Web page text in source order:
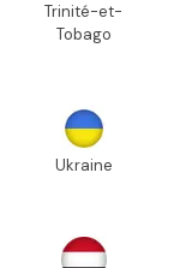
Trinité-et-
Tobago
Ukraine